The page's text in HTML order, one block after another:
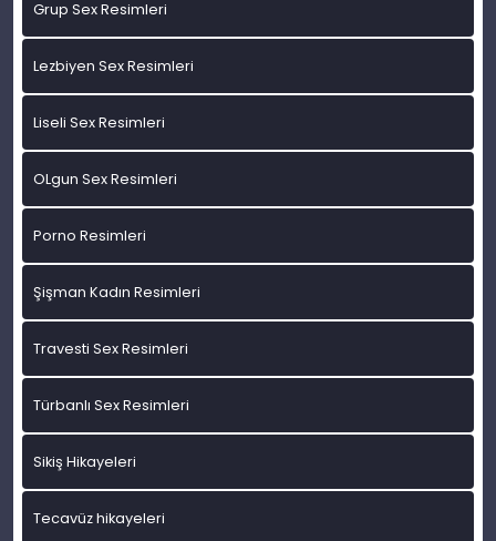
Grup Sex Resimleri
Lezbiyen Sex Resimleri
Liseli Sex Resimleri
OLgun Sex Resimleri
Porno Resimleri
Şişman Kadın Resimleri
Travesti Sex Resimleri
Türbanlı Sex Resimleri
Sikiş Hikayeleri
Tecavüz hikayeleri